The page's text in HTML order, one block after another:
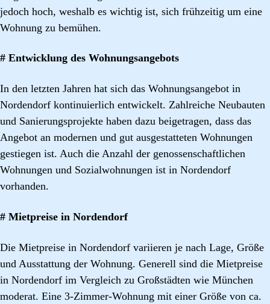
jedoch hoch, weshalb es wichtig ist, sich frühzeitig um eine
Wohnung zu bemühen.
# Entwicklung des Wohnungsangebots
In den letzten Jahren hat sich das Wohnungsangebot in
Nordendorf kontinuierlich entwickelt. Zahlreiche Neubauten
und Sanierungsprojekte haben dazu beigetragen, dass das
Angebot an modernen und gut ausgestatteten Wohnungen
gestiegen ist. Auch die Anzahl der genossenschaftlichen
Wohnungen und Sozialwohnungen ist in Nordendorf
vorhanden.
# Mietpreise in Nordendorf
Die Mietpreise in Nordendorf variieren je nach Lage, Größe
und Ausstattung der Wohnung. Generell sind die Mietpreise
in Nordendorf im Vergleich zu Großstädten wie München
moderat. Eine 3-Zimmer-Wohnung mit einer Größe von ca.